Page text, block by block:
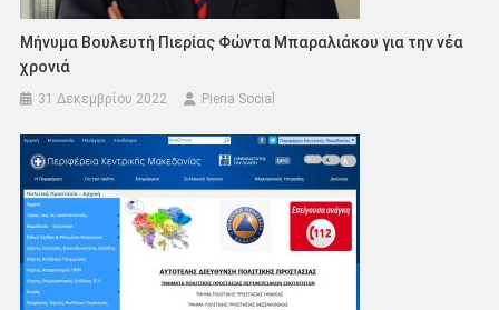
Μήνυμα Βουλευτή Πιερίας Φώντα Μπαραλιάκου για την νέα
χρονιά
31 Δεκεμβρίου 2022 Pieria Social